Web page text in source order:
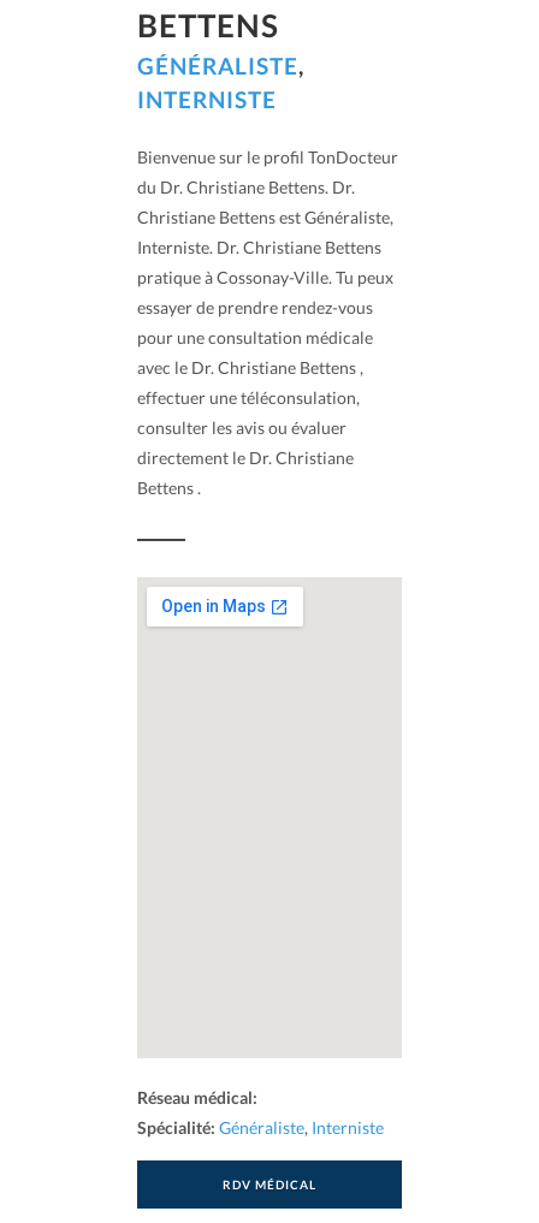
BETTENS
GÉNÉRALISTE,
INTERNISTE
Bienvenue sur le profil TonDocteur
du Dr. Christiane Bettens. Dr.
Christiane Bettens est Généraliste,
Interniste. Dr. Christiane Bettens
pratique à Cossonay-Ville. Tu peux
essayer de prendre rendez-vous
pour une consultation médicale
avec le Dr. Christiane Bettens ,
effectuer une téléconsulation,
consulter les avis ou évaluer
directement le Dr. Christiane
Bettens .
Réseau médical:
Spécialité: Généraliste, Interniste
RDV MÉDICAL